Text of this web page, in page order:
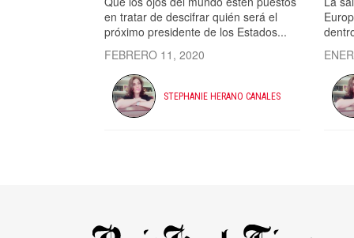
en tratar de descifrar quién será el
próximo presidente de los Estados...
FEBRERO 11, 2020
STEPHANIE HERANO CANALES